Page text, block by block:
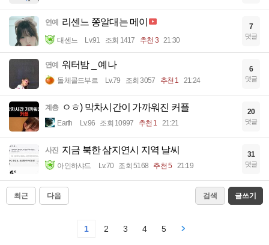
연예 리센느 쫑알대는 메이
대센느 Lv.91 조회 1417 추천 3 21:30
7
댓글
연예 워터밤 _ 예나
돌체콜드부르 Lv.79 조회 3057 추천 1 21:24
6
댓글
계층 ㅇㅎ) 막차시간이 가까워진 커플
Earth Lv.96 조회 10997 추천 1 21:21
20
댓글
사진 지금 북한 삼지연시 지역 날씨
아인하샤드 Lv.70 조회 5168 추천 5 21:19
31
댓글
최근 다음 검색 글쓰기
1 2 3 4 5